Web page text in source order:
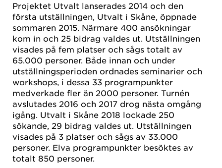
Projektet Utvalt lanserades 2014 och den
första utställningen, Utvalt i Skåne, öppnade
sommaren 2015. Närmare 400 ansökningar
kom in och 25 bidrag valdes ut. Utställningen
visades på fem platser och sågs totalt av
65.000 personer. Både innan och under
utställningsperioden ordnades seminarier och
workshops, i dessa 33 programpunkter
medverkade fler än 2000 personer. Turnén
avslutades 2016 och 2017 drog nästa omgång
igång. Utvalt i Skåne 2018 lockade 250
sökande, 29 bidrag valdes ut. Utställningen
visades på 3 platser och sågs av 33.000
personer. Elva programpunkter besöktes av
totalt 850 personer.